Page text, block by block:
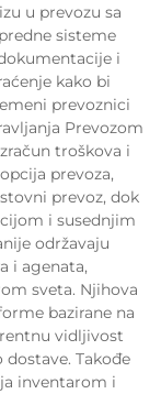
u prevozu sa
sisteme
i
kako bi
prevoznici
Prevozom
troškova i
prevoza,
prevoz, dok
i susednjim
održavaju
i agenata,
sveta. Njihova
bazirane na
vidljivost
Takođe
inventarom i